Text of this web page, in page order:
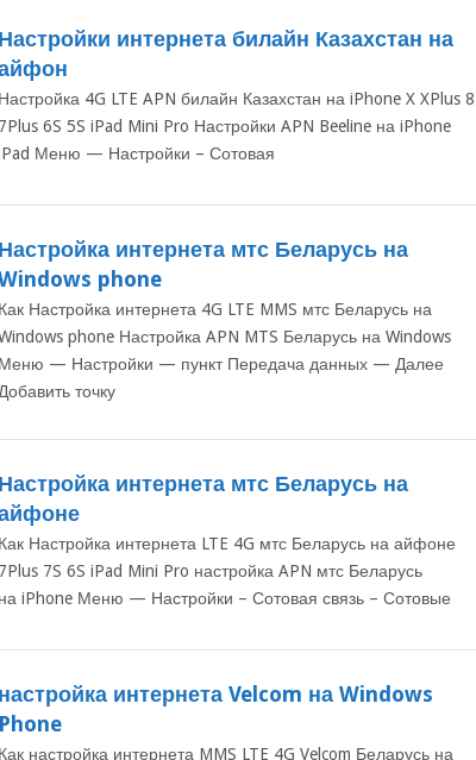
Настройки интернета билайн Казахстан на
Настройка 4G LTE APN билайн Казахстан на iPhone X XPlus 8
7Plus 6S 5S iPad Mini Pro Настройки APN Beeline на iPhone
Меню — Настройки – Сотовая
Настройка интернета мтс Беларусь на
phone
Как Настройка интернета 4G LTE MMS мтс Беларусь на
phone Настройка APN MTS Беларусь на Windows
Меню — Настройки — пункт Передача данных — Далее
Добавить точку
Настройка интернета мтс Беларусь на
Как Настройка интернета LTE 4G мтс Беларусь на айфоне
7Plus 7S 6S iPad Mini Pro настройка APN мтс Беларусь
на iPhone Меню — Настройки – Сотовая связь – Сотовые
настройка интернета Velcom на Windows
Phone
Как настройка интернета MMS LTE 4G Velcom Беларусь на